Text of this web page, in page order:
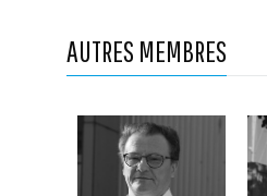
AUTRES MEMBRES
Stéphane Digard